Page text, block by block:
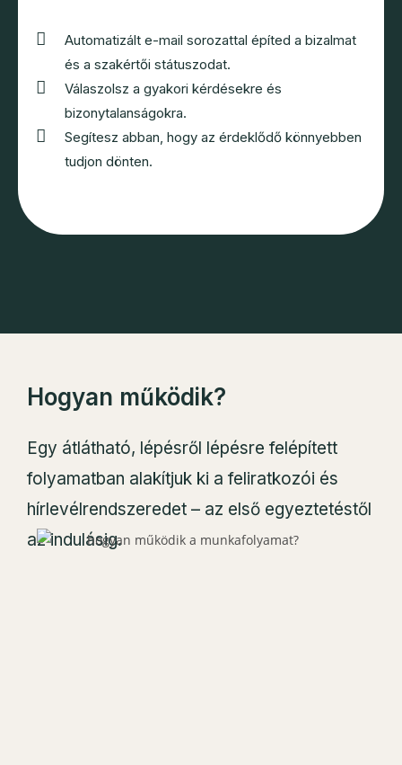
Automatizált e-mail sorozattal építed a bizalmat
és a szakértői státuszodat.
Válaszolsz a gyakori kérdésekre és
bizonytalanságokra.
Segítesz abban, hogy az érdeklődő könnyebben
tudjon dönten.
Hogyan működik?
Egy átlátható, lépésről lépésre felépített
folyamatban alakítjuk ki a feliratkozói és
hírlevélrendszeredet – az első egyeztetéstől
az indulásig.